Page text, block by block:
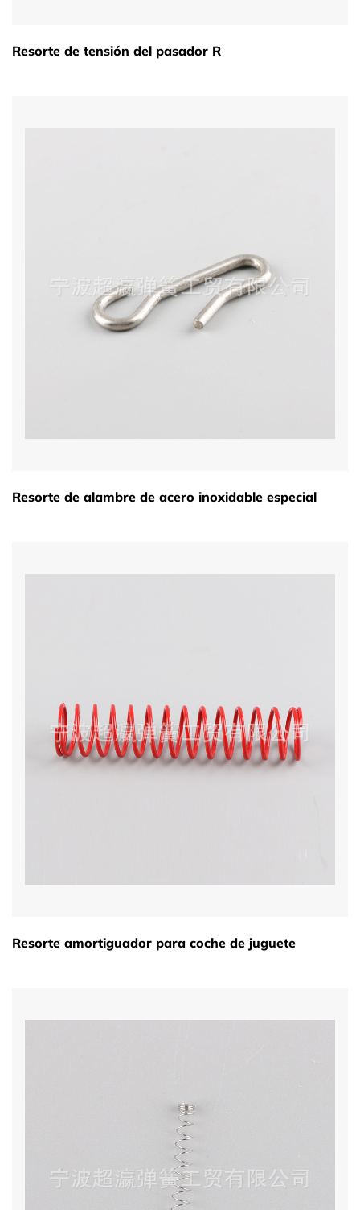
Resorte de tensión del pasador R
Resorte de alambre de acero inoxidable especial
Resorte amortiguador para coche de juguete